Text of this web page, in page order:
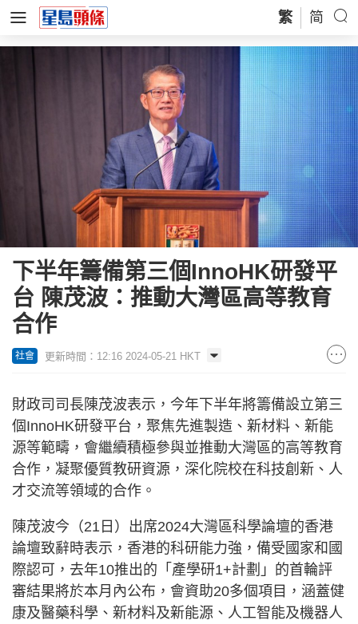
繁 简
下半年籌備第三個InnoHK研發平
台 陳茂波：推動大灣區高等教育
合作
社會 更新時間：12:16 2024-05-21 HKT
財政司司長陳茂波表示，今年下半年將籌備設立第三
個InnoHK研發平台，聚焦先進製造、新材料、新能
源等範疇，會繼續積極參與並推動大灣區的高等教育
合作，凝聚優質教研資源，深化院校在科技創新、人
才交流等領域的合作。
陳茂波今（21日）出席2024大灣區科學論壇的香港
論壇致辭時表示，香港的科研能力強，備受國家和國
際認可，去年10推出的「產學研1+計劃」的首輪評
審結果將於本月內公布，會資助20多個項目，涵蓋健
康及醫藥科學、新材料及新能源、人工智能及機器人